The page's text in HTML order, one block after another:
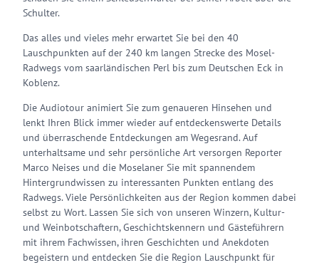
Schulter.
Das alles und vieles mehr erwartet Sie bei den 40
Lauschpunkten auf der 240 km langen Strecke des Mosel-
Radwegs vom saarländischen Perl bis zum Deutschen Eck in
Koblenz.
Die Audiotour animiert Sie zum genaueren Hinsehen und
lenkt Ihren Blick immer wieder auf entdeckenswerte Details
und überraschende Entdeckungen am Wegesrand. Auf
unterhaltsame und sehr persönliche Art versorgen Reporter
Marco Neises und die Moselaner Sie mit spannendem
Hintergrundwissen zu interessanten Punkten entlang des
Radwegs. Viele Persönlichkeiten aus der Region kommen dabei
selbst zu Wort. Lassen Sie sich von unseren Winzern, Kultur-
und Weinbotschaftern, Geschichtskennern und Gästeführern
mit ihrem Fachwissen, ihren Geschichten und Anekdoten
begeistern und entdecken Sie die Region Lauschpunkt für